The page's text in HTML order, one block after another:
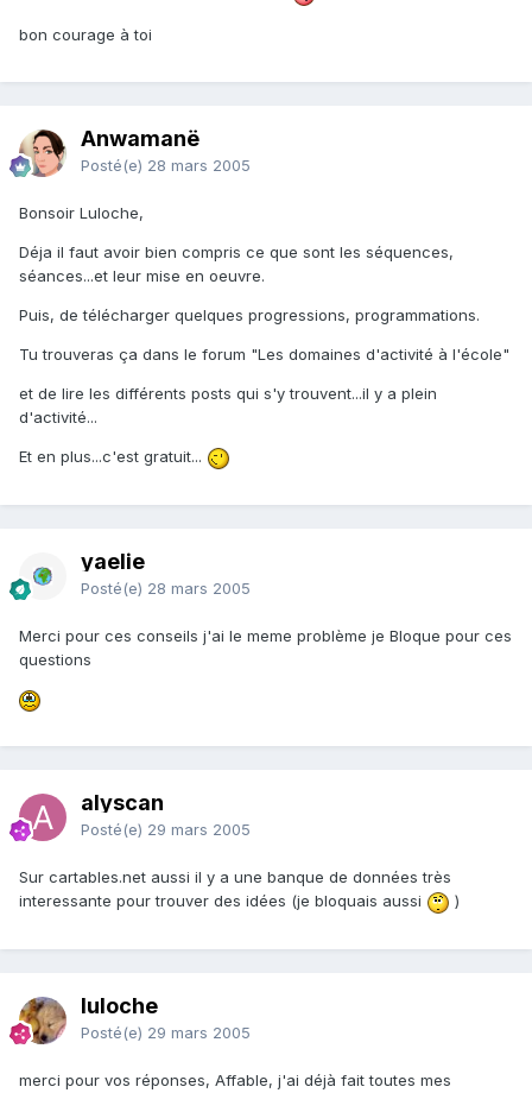
bon courage à toi
Anwamanë
Posté(e) 28 mars 2005
Bonsoir Luloche,
Déja il faut avoir bien compris ce que sont les séquences,
séances...et leur mise en oeuvre.
Puis, de télécharger quelques progressions, programmations.
Tu trouveras ça dans le forum "Les domaines d'activité à l'école"
et de lire les différents posts qui s'y trouvent...il y a plein
d'activité...
Et en plus...c'est gratuit...
yaelie
Posté(e) 28 mars 2005
Merci pour ces conseils j'ai le meme problème je Bloque pour ces
questions
alyscan
Posté(e) 29 mars 2005
Sur cartables.net aussi il y a une banque de données très
interessante pour trouver des idées (je bloquais aussi
)
luloche
Posté(e) 29 mars 2005
merci pour vos réponses, Affable, j'ai déjà fait toutes mes